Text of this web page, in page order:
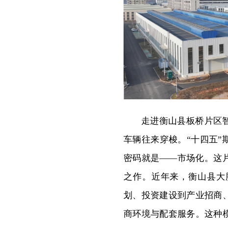
走进衡山县板桥片区
车辆往来穿梭。“十四五”
密码就是——市场化。这
之作。近年来，衡山县
划、投资建设到产业招商
商环境与配套服务。这种